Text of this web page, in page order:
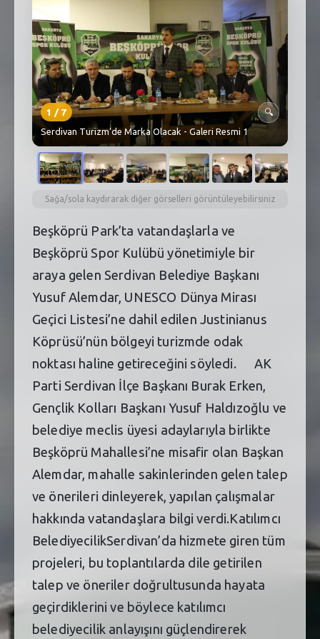
1 /7
🔍
Serdivan Turizm’de Marka Olacak - Galeri Resmi 1
Sağa/sola kaydırarak diğer görselleri görüntüleyebilirsiniz
Beşköprü Park’ta vatandaşlarla ve
Beşköprü Spor Kulübü yönetimiyle bir
araya gelen Serdivan Belediye Başkanı
Yusuf Alemdar, UNESCO Dünya Mirası
Geçici Listesi’ne dahil edilen Justinianus
Köprüsü’nün bölgeyi turizmde odak
noktası haline getireceğini söyledi. AK
Parti Serdivan İlçe Başkanı Burak Erken,
Gençlik Kolları Başkanı Yusuf Haldızoğlu ve
belediye meclis üyesi adaylarıyla birlikte
Beşköprü Mahallesi’ne misafir olan Başkan
Alemdar, mahalle sakinlerinden gelen talep
ve önerileri dinleyerek, yapılan çalışmalar
hakkında vatandaşlara bilgi verdi.Katılımcı
BelediyecilikSerdivan’da hizmete giren tüm
projeleri, bu toplantılarda dile getirilen
talep ve öneriler doğrultusunda hayata
geçirdiklerini ve böylece katılımcı
belediyecilik anlayışını güçlendirerek
E NÖBETÇI ECZANELER
SABSIS - AFET
TRAFIKPARK
KÜREK
PARKLAR
PAZAR YERLERI
ATIK YÖNETIM
PLANETARYUM